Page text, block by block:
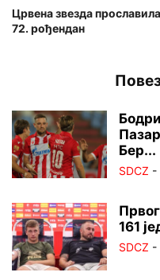
Црвена звезда прославила
72. рођендан
Бер...
SDCZ -
161
SDCZ -